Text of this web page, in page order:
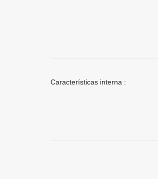
Características interna :